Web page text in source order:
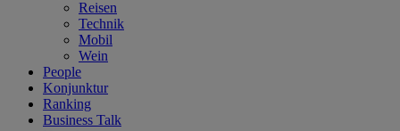
Reisen
Technik
Mobil
Wein
People
Konjunktur
Ranking
Business Talk